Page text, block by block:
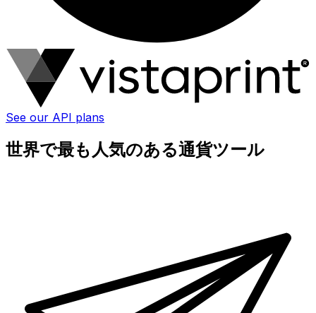
See our API plans
世界で最も人気のある通貨ツール